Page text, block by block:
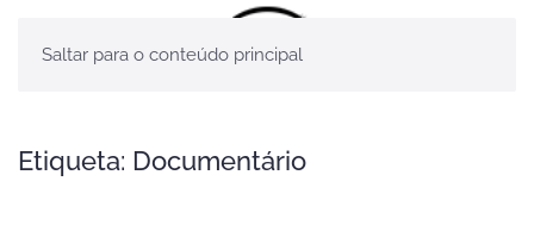
Saltar para o conteúdo principal
Etiqueta: Documentário